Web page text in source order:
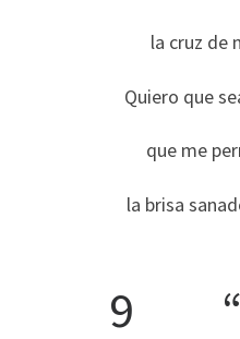
la cruz de
Quiero que
que me
la brisa
9